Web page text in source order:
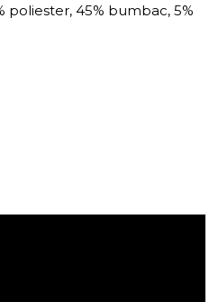
poliester, 45% bumbac, 5%